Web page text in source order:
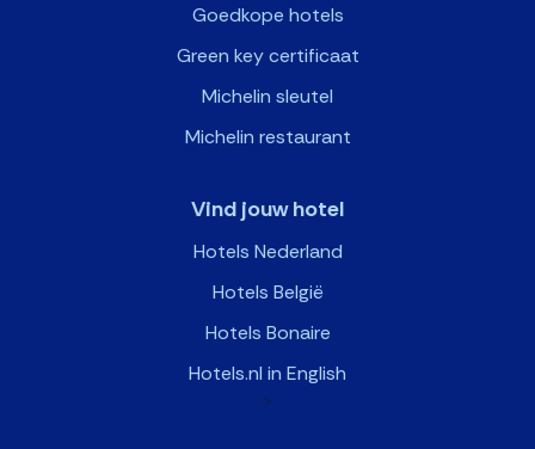
Goedkope hotels
Green key certificaat
Michelin sleutel
Michelin restaurant
Vind jouw hotel
Hotels Nederland
Hotels België
Hotels Bonaire
Hotels.nl in English
>